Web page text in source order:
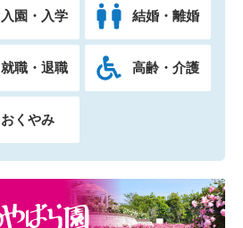
入園・入学 結婚・離婚
就職・退職 高齢・介護
おくやみ